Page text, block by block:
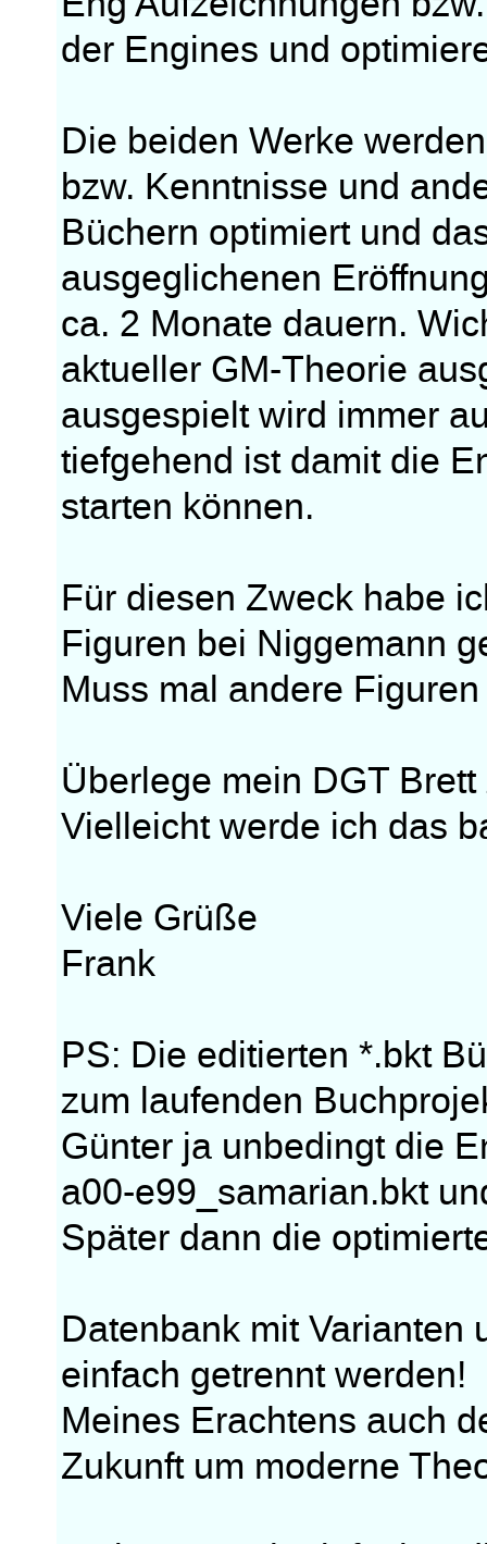
der Engines und
Die beiden Werke
bzw. Kenntnisse und
Büchern optimiert und
ausgeglichenen
ca. 2 Monate dauern.
aktueller GM-Theorie
ausgespielt wird immer
tiefgehend ist damit die
starten können.
Für diesen Zweck habe
Figuren bei Niggemann
Muss mal andere
Überlege mein DGT
Vielleicht werde ich das
Viele Grüße
Frank
PS: Die editierten *.bkt
zum laufenden
Günter ja unbedingt die
a00-e99_samarian.bkt
Später dann die
Datenbank mit Varianten
einfach getrennt werden!
Meines Erachtens auch
Zukunft um moderne